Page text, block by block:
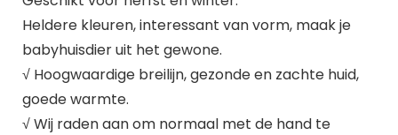
Heldere kleuren, interessant van vorm, maak je
babyhuisdier uit het gewone.
√ Hoogwaardige breilijn, gezonde en zachte huid,
goede warmte.
√ Wij raden aan om normaal met de hand te